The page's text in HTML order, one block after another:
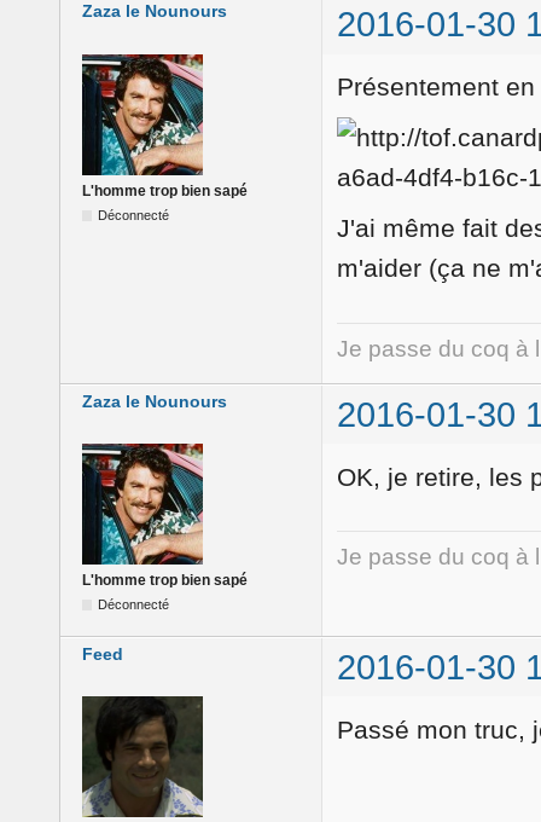
Zaza le Nounours 2016-01-30
L'homme trop bien sapé
Déconnecté
Présentement
J'ai même fait
m'aider (ça ne
Je passe du coq à
Zaza le Nounours 2016-01-30
L'homme trop bien sapé
Déconnecté
OK, je retire, les
Je passe du coq à
Feed 2016-01-30
Passé mon truc,